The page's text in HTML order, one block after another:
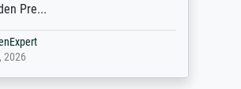
Pre...
2026